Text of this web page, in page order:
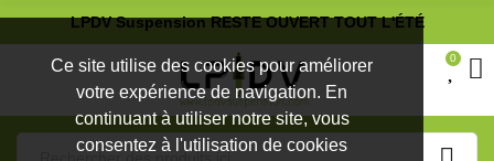
Ce site utilise des cookies pour améliorer
votre expérience de navigation. En
continuant à utiliser notre site, vous
consentez à l'utilisation de cookies
LPDV Suspension RESTE OUVERT TOUT L'ÉTÉ
0